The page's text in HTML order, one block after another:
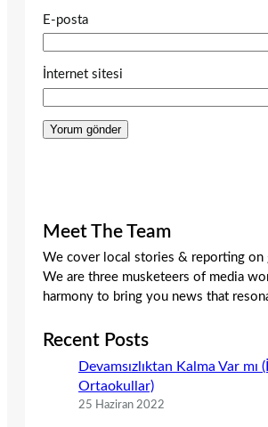
E-posta
İnternet sitesi
Meet The Team
We cover local stories & reporting on
We are three musketeers of media
harmony to bring you news that
Recent Posts
Devamsızlıktan Kalma Var mı
Ortaokullar)
25 Haziran 2022